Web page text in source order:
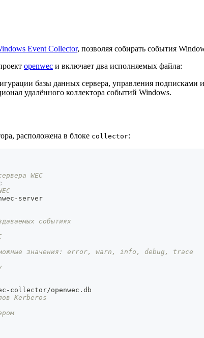
Event Collector, позволяя собирать события
openwec и включает два исполняемых файла:
базы данных сервера, управления
удалённого коллектора событий Windows.
расположена в блоке collector:
WEC
- server
событиях
значения: error, warn, info, debug, trace
- collector/openwec.db
Kerberos